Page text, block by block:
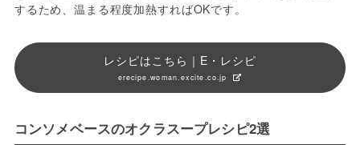
するため、温まる程度加熱すればOKです。
レシピはこちら｜E・レシピ
erecipe.woman.excite.co.jp
コンソメベースのオクラスープレシピ2選